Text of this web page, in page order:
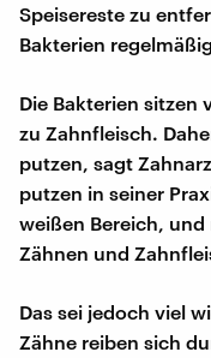
Speisereste zu
Bakterien
Die Bakterien sitzen
zu Zahnfleisch.
putzen, sagt
putzen in seiner
weißen Bereich,
Zähnen und
Das sei jedoch viel
Zähne reiben sich